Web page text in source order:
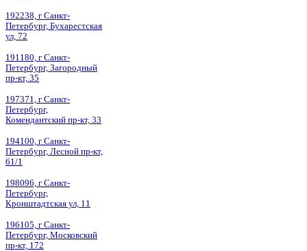
192238, г Санкт-
Петербург, Бухарестская
ул, 72
191180, г Санкт-
Петербург, Загородный
пр-кт, 35
197371, г Санкт-
Петербург,
Комендантский пр-кт, 33
194100, г Санкт-
Петербург, Лесной пр-кт,
61/1
198096, г Санкт-
Петербург,
Кронштадтская ул, 11
196105, г Санкт-
Петербург, Московский
пр-кт, 172